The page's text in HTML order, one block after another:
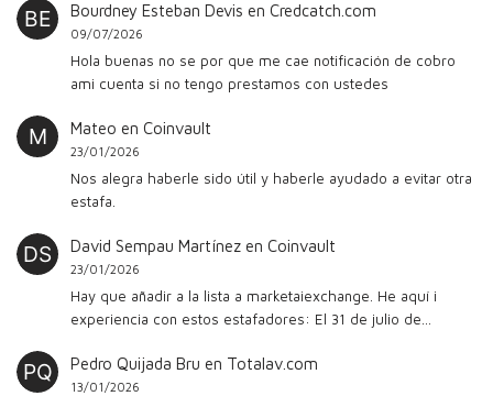
Bourdney Esteban Devis en Credcatch.com
09/07/2026
Hola buenas no se por que me cae notificación de cobro
ami cuenta si no tengo prestamos con ustedes
Mateo en Coinvault
23/01/2026
Nos alegra haberle sido útil y haberle ayudado a evitar otra
estafa.
David Sempau Martínezen Coinvault
23/01/2026
Hay que añadir a la lista a marketaiexchange. He aquí i
experiencia con estos estafadores: El 31 de julio de…
Pedro Quijada Bru en Totalav.com
13/01/2026